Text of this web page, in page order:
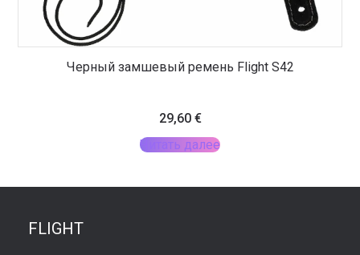
Черный замшевый ремень Flight S42
29,60 €
Читать далее
FLIGHT